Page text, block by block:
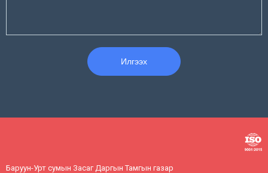
Илгээх
Баруун-Урт сумын Засаг Даргын Тамгын газар